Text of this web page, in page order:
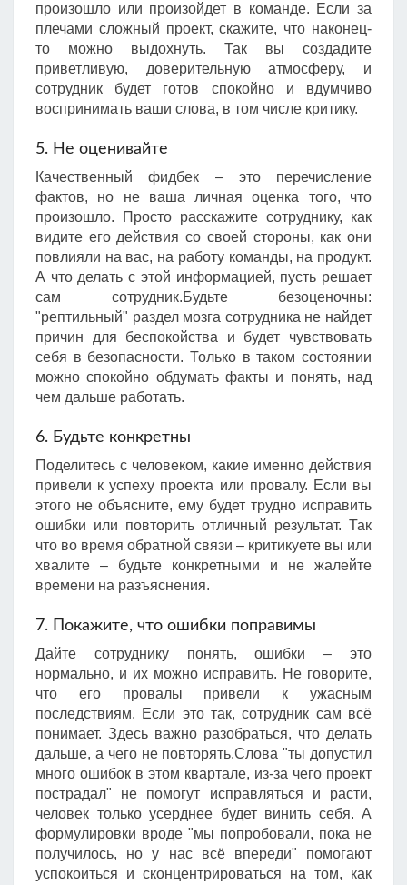
произошло или произойдет в команде. Если за
плечами сложный проект, скажите, что наконец-
то можно выдохнуть. Так вы создадите
приветливую, доверительную атмосферу, и
сотрудник будет готов спокойно и вдумчиво
воспринимать ваши слова, в том числе критику.
5. Не оценивайте
Качественный фидбек – это перечисление
фактов, но не ваша личная оценка того, что
произошло. Просто расскажите сотруднику, как
видите его действия со своей стороны, как они
повлияли на вас, на работу команды, на продукт.
А что делать с этой информацией, пусть решает
сам сотрудник.Будьте безоценочны:
"рептильный" раздел мозга сотрудника не найдет
причин для беспокойства и будет чувствовать
себя в безопасности. Только в таком состоянии
можно спокойно обдумать факты и понять, над
чем дальше работать.
6. Будьте конкретны
Поделитесь с человеком, какие именно действия
привели к успеху проекта или провалу. Если вы
этого не объясните, ему будет трудно исправить
ошибки или повторить отличный результат. Так
что во время обратной связи – критикуете вы или
хвалите – будьте конкретными и не жалейте
времени на разъяснения.
7. Покажите, что ошибки поправимы
Дайте сотруднику понять, ошибки – это
нормально, и их можно исправить. Не говорите,
что его провалы привели к ужасным
последствиям. Если это так, сотрудник сам всё
понимает. Здесь важно разобраться, что делать
дальше, а чего не повторять.Слова "ты допустил
много ошибок в этом квартале, из-за чего проект
пострадал" не помогут исправляться и расти,
человек только усерднее будет винить себя. А
формулировки вроде "мы попробовали, пока не
получилось, но у нас всё впереди" помогают
успокоиться и сконцентрироваться на том, как